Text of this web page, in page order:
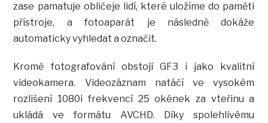
zase pamatuje obličeje lidí, které uložíme do paměti
přístroje, a fotoaparát je následně dokáže
automaticky vyhledat a označit.
Kromě fotografování obstojí GF3 i jako kvalitní
videokamera. Videozáznam natáčí ve vysokém
rozlišení 1080i frekvencí 25 okének za vteřinu a
ukládá ve formátu AVCHD. Díky spolehlivému